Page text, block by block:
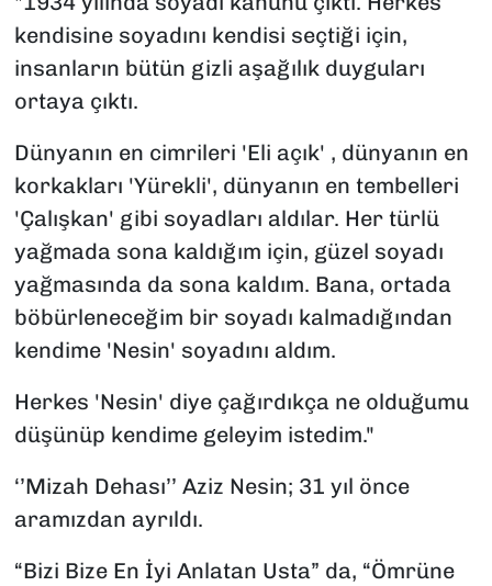
kendisine soyadını kendisi seçtiği için,
insanların bütün gizli aşağılık duyguları
ortaya çıktı.
Dünyanın en cimrileri 'Eli açık' , dünyanın en
korkakları 'Yürekli', dünyanın en tembelleri
'Çalışkan' gibi soyadları aldılar. Her türlü
yağmada sona kaldığım için, güzel soyadı
yağmasında da sona kaldım. Bana, ortada
böbürleneceğim bir soyadı kalmadığından
kendime 'Nesin' soyadını aldım.
Herkes 'Nesin' diye çağırdıkça ne olduğumu
düşünüp kendime geleyim istedim."
‘’Mizah Dehası’’ Aziz Nesin; 31 yıl önce
aramızdan ayrıldı.
“Bizi Bize En İyi Anlatan Usta” da, “Ömrüne